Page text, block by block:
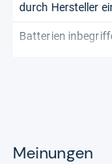
durch Hersteller
Batterien
Lernziel
Meinungen